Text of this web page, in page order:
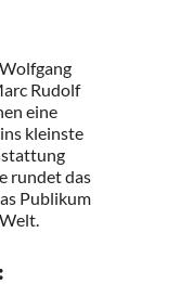
Rudolf
eine
kleinste
rundet das
Publikum